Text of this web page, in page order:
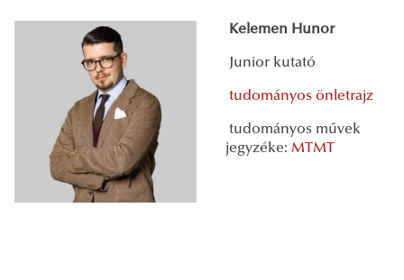
Kelemen Hunor
Junior kutató
tudományos önletrajz
tudományos művek
jegyzéke: MTMT